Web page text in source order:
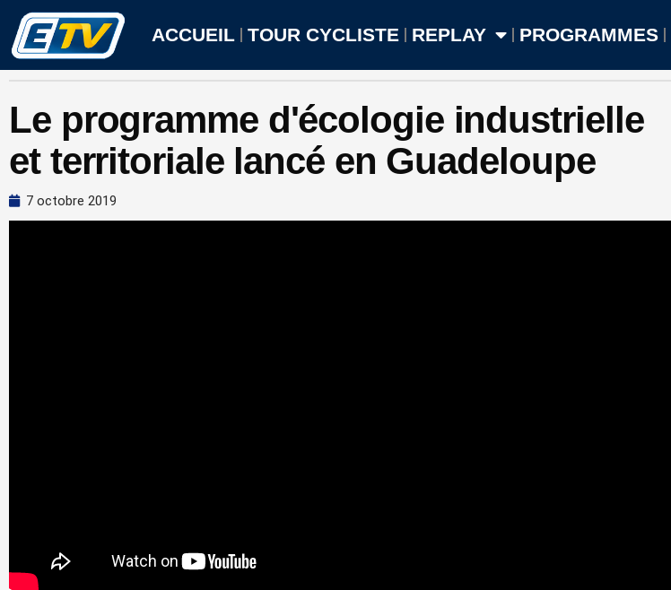
Aller
contenu
ACCUEIL TOUR CYCLISTE REPLAY PROGRAMMES
Le programme d'écologie industrielle
et territoriale lancé en Guadeloupe
7 octobre 2019